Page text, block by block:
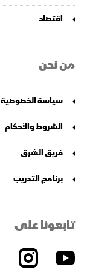
اقتصاد
من نحن
سياسة الخصوصية
الشروط والأحكام
فريق الشرق
برنامج التدريب
تابعونا على